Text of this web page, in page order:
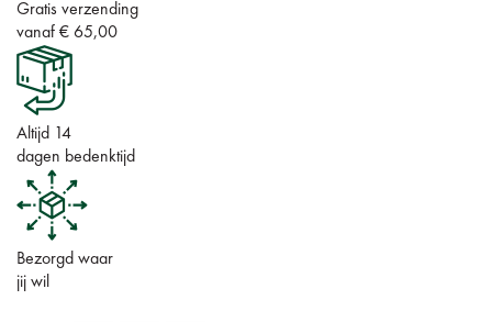
Gratis verzending
vanaf € 65,00
Altijd 14
dagen bedenktijd
Bezorgd waar
jij wil